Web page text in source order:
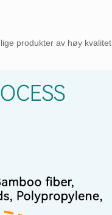
produkter av høy kvalitet.